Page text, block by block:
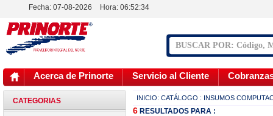
Fecha: 07-08-2026 Hora: 06:52:34
Acerca de Prinorte Servicio al Cliente
CATEGORIAS INICIO: CATÁLOGO : INSUMOS
6 RESULTADOS PARA :